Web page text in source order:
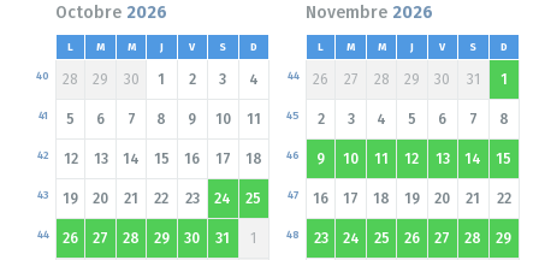
Octobre 2026
L M M J V S D
28
40 29 30 1 2 3 4
5
41 6 7 8 9 10 11
12
42 13 14 15 16 17 18
19
43 20 21 22 23 24 25
26
44 27 28 29 30 31 1
Novembre 2026
L M M J V S D
26
44 27 28 29 30 31 1
2
45 3 4 5 6 7 8
9
46 10 11 12 13 14 15
16
47 17 18 19 20 21 22
23
48 24 25 26 27 28 29